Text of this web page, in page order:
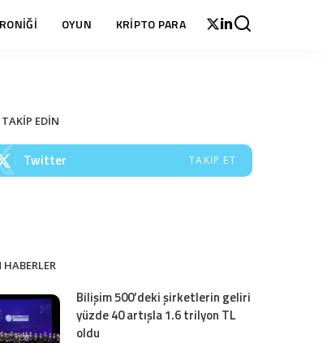
OYUN KRİPTO PARA
EDİN
Twitter TAKIP ET
HABERLER
Bilişim 500’deki şirketlerin geliri
yüzde 40 artışla 1.6 trilyon TL
oldu